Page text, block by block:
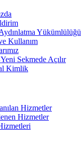
Yükümlülüğü
Kullanım
Yeni Sekmede Açılır
Kimlik
Hizmetler
Hizmetler